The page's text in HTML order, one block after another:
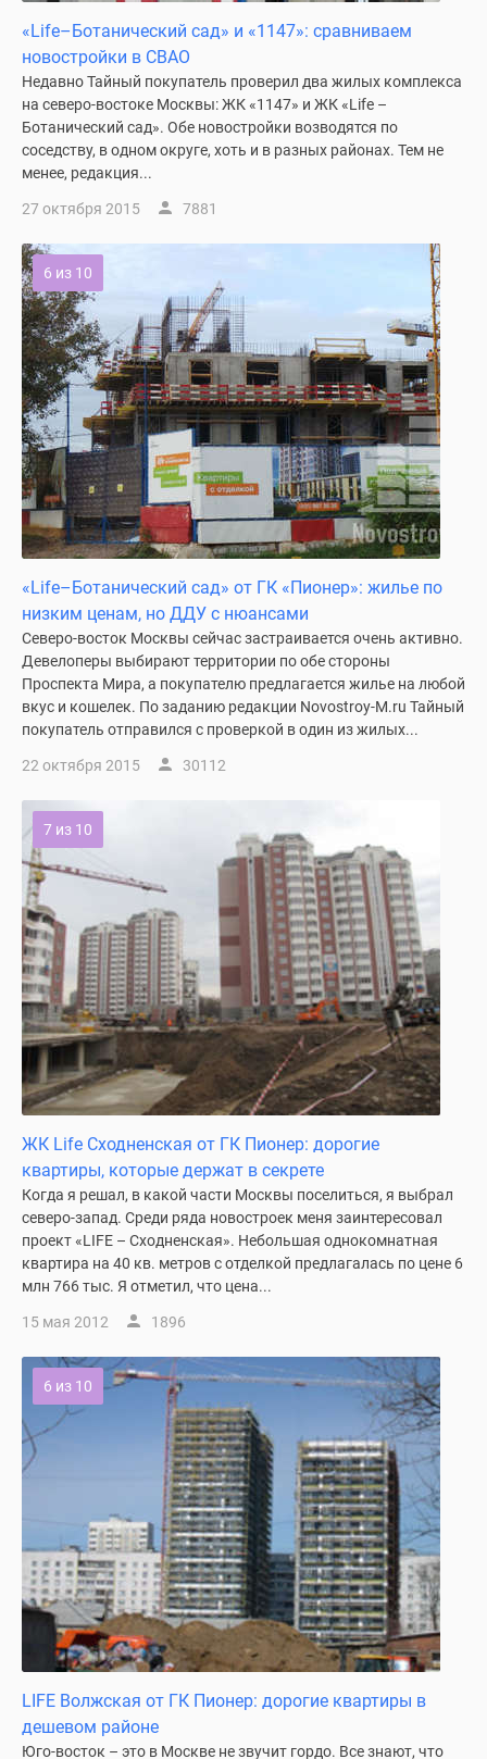
«Life–Ботанический сад» и «1147»: сравниваем
новостройки в СВАО
Недавно Тайный покупатель проверил два жилых комплекса
на северо-востоке Москвы: ЖК «1147» и ЖК «Life –
Ботанический сад». Обе новостройки возводятся по
соседству, в одном округе, хоть и в разных районах. Тем не
менее, редакция...
27 октября 2015 7881
6 из 10
«Life–Ботанический сад» от ГК «Пионер»: жилье по
низким ценам, но ДДУ с нюансами
Северо-восток Москвы сейчас застраивается очень активно.
Девелоперы выбирают территории по обе стороны
Проспекта Мира, а покупателю предлагается жилье на любой
вкус и кошелек. По заданию редакции Novostroy-M.ru Тайный
покупатель отправился с проверкой в один из жилых...
22 октября 2015 30112
7 из 10
ЖК Life Сходненская от ГК Пионер: дорогие
квартиры, которые держат в секрете
Когда я решал, в какой части Москвы поселиться, я выбрал
северо-запад. Среди ряда новостроек меня заинтересовал
проект «LIFE – Сходненская». Небольшая однокомнатная
квартира на 40 кв. метров с отделкой предлагалась по цене 6
млн 766 тыс. Я отметил, что цена...
15 мая 2012 1896
6 из 10
LIFE Волжская от ГК Пионер: дорогие квартиры в
дешевом районе
Юго-восток – это в Москве не звучит гордо. Все знают, что